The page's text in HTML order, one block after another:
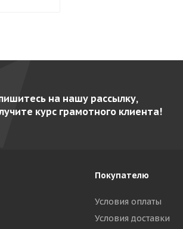
на нашу рассылку,
курс грамотного клиента!
Покупателю
Условия оплаты
Условия доставки